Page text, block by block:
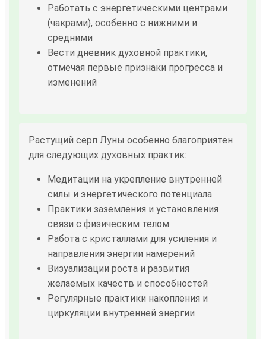
Работать с энергетическими центрами
(чакрами), особенно с нижними и
средними
Вести дневник духовной практики,
отмечая первые признаки прогресса и
изменений
Растущий серп Луны особенно благоприятен
для следующих духовных практик:
Медитации на укрепление внутренней
силы и энергетического потенциала
Практики заземления и установления
связи с физическим телом
Работа с кристаллами для усиления и
направления энергии намерений
Визуализации роста и развития
желаемых качеств и способностей
Регулярные практики накопления и
циркуляции внутренней энергии